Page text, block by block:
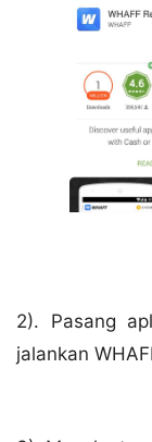
2). Pasang
jalankan